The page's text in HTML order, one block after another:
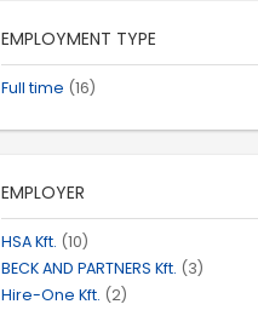
EMPLOYMENT TYPE
Full time (16)
EMPLOYER
HSA Kft. (10)
BECK AND PARTNERS Kft. (3)
Hire-One Kft. (2)